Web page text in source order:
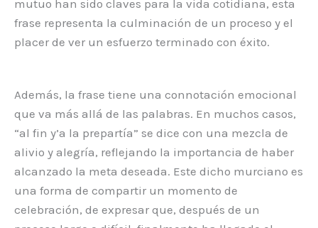
mutuo han sido claves para la vida cotidiana, esta
frase representa la culminación de un proceso y el
placer de ver un esfuerzo terminado con éxito.
Además, la frase tiene una connotación emocional
que va más allá de las palabras. En muchos casos,
“al fin y’a la prepartía” se dice con una mezcla de
alivio y alegría, reflejando la importancia de haber
alcanzado la meta deseada. Este dicho murciano es
una forma de compartir un momento de
celebración, de expresar que, después de un